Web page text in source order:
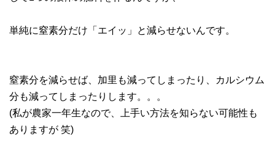
単純に窒素分だけ「エイッ」と減らせないんです。
窒素分を減らせば、加里も減ってしまったり、カルシウム
分も減ってしまったりします。。。
(私が農家一年生なので、上手い方法を知らない可能性も
ありますが 笑)